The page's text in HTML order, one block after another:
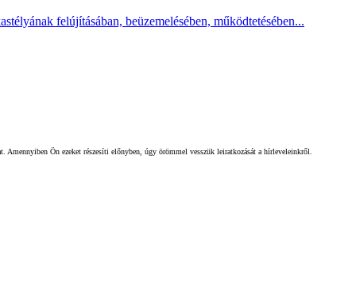
felújításában, beüzemelésében, működtetésében...
Ön ezeket részesíti előnyben, úgy örömmel vesszük leiratkozását a hírleveleinkről.